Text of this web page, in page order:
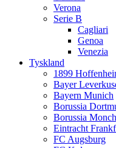
Verona
Serie B
Cagliari
Genoa
Venezia
Tyskland
1899
Bayer
Bayern Munich
Borussia
Borussia
Eintracht
FC Augsburg